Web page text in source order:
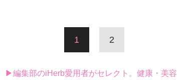
1 2
▶編集部のiHerb愛用者がセレクト。健康・美容